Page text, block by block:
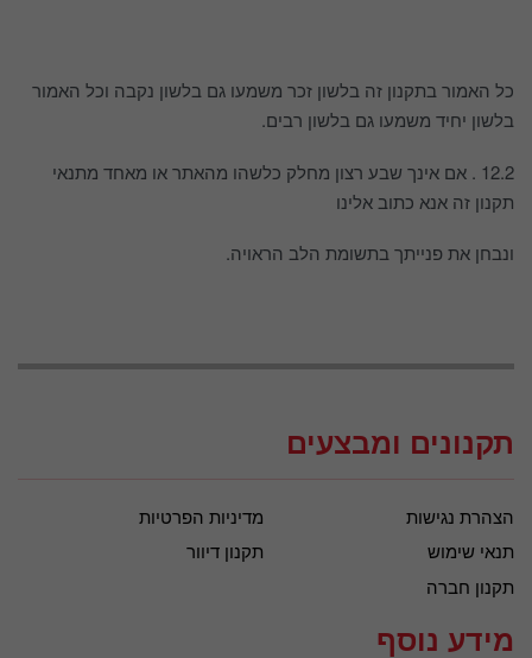
כל האמור בתקנון זה בלשון זכר משמעו גם בלשון נקבה וכל האמור
בלשון יחיד משמעו גם בלשון רבים.
12.2 . אם אינך שבע רצון מחלק כלשהו מהאתר או מאחד מתנאי
תקנון זה אנא כתוב אלינו
ונבחן את פנייתך בתשומת הלב הראויה.
תקנונים ומבצעים
הצהרת נגישות
מדיניות הפרטיות
תנאי שימוש
תקנון דיוור
תקנון חברה
מידע נוסף